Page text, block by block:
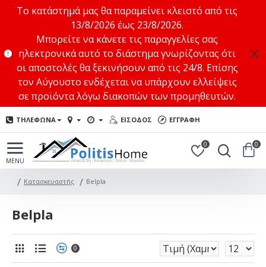
Το κατάστημά μας θα παραμείνει κλειστό από τις
13/8/2026 έως 23/8/2026.
Μπορείτε να κάνετε τις παραγγελίες σας
ηλεκτρονικά αυτό το διάστημα γνωρίζοντας ότι
οι αποστολές θα ξεκινήσουν από τις 24/8. Επίσης
τον Αύγουστο ενδέχεται να υπάρχουν ελλείψεις
σε προϊόντα λόγω διακοπών των προμηθευτών.
ΤΗΛΕΦΩΝΑ ΕΙΣΟΔΟΣ ΕΓΓΡΑΦΗ
0 0
Κατασκευαστής Belpla
Belpla
0